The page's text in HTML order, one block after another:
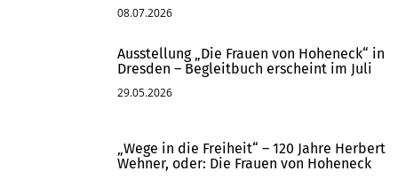
08.07.2026
Ausstellung „Die Frauen von Hoheneck“ in
Dresden – Begleitbuch erscheint im Juli
29.05.2026
„Wege in die Freiheit“ – 120 Jahre Herbert
Wehner, oder: Die Frauen von Hoheneck